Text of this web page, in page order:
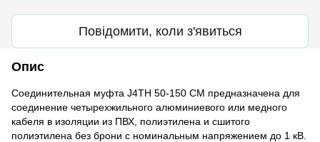
Повідомити, коли з'явиться
Опис
Соединительная муфта J4TH 50-150 СМ предназначена для
соединение четырехжильного алюминиевого или медного
кабеля в изоляции из ПВХ, полиэтилена и сшитого
полиэтилена без брони с номинальным напряжением до 1 кВ.